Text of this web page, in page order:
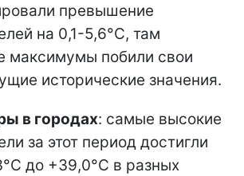
превышение
на 0,1-5,6°C, там
максимумы побили свои
исторические значения.
в городах: самые высокие
за этот период достигли
до +39,0°C в разных